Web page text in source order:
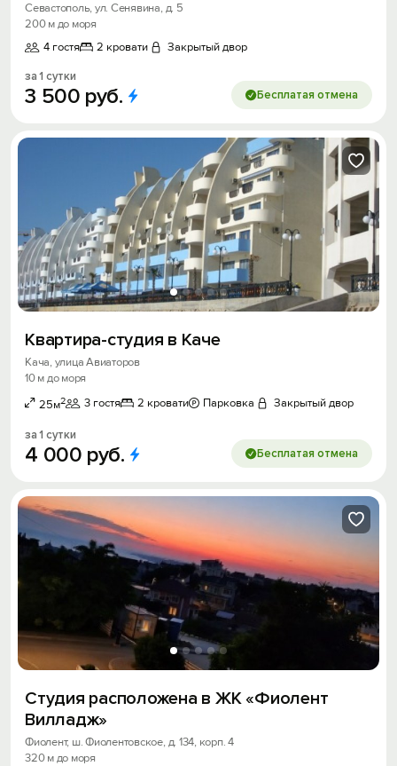
Севастополь, ул. Сенявина, д. 5
200 м до моря
4 гостя
2 кровати Закрытый двор
за 1 сутки
3 500 руб. Бесплатая отмена
Квартира-студия в Каче
Кача, улица Авиаторов
10 м до моря
25м2 3 гостя 2 кровати Парковка Закрытый двор
за 1 сутки
4 000 руб. Бесплатая отмена
Студия расположена в ЖК «Фиолент
Вилладж»
Фиолент, ш. Фиолентовское, д. 134, корп. 4
320 м до моря
Хочешь дешевле? Оставь почту и получи
промокод на первое бронирование!
Получить промокод
Вход на сайт
Войти илиЗарегистрироваться
Войти